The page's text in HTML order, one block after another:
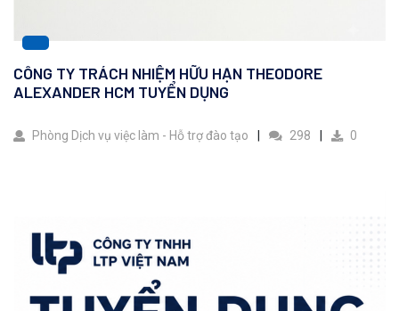
CÔNG TY TRÁCH NHIỆM HỮU HẠN THEODORE
ALEXANDER HCM TUYỂN DỤNG
Phòng Dịch vụ việc làm - Hỗ trợ đào tạo 298 0